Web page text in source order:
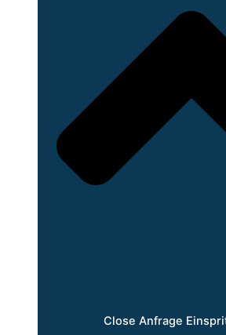
Close Anfrage